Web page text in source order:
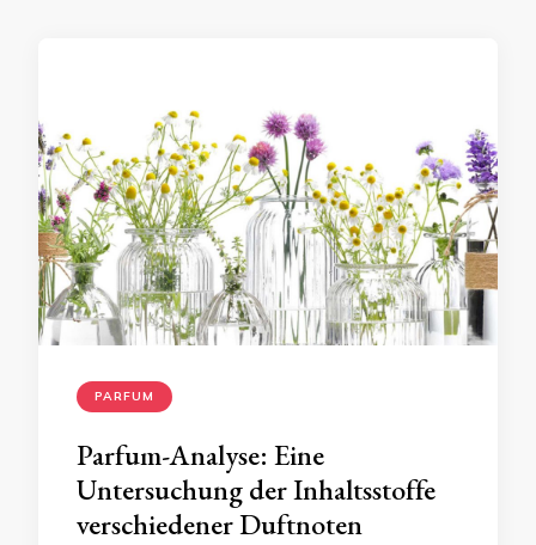
PARFUM
Parfum-Analyse: Eine
Untersuchung der Inhaltsstoffe
verschiedener Duftnoten